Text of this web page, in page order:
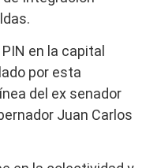
en la capital
por esta
del ex senador
Juan Carlos